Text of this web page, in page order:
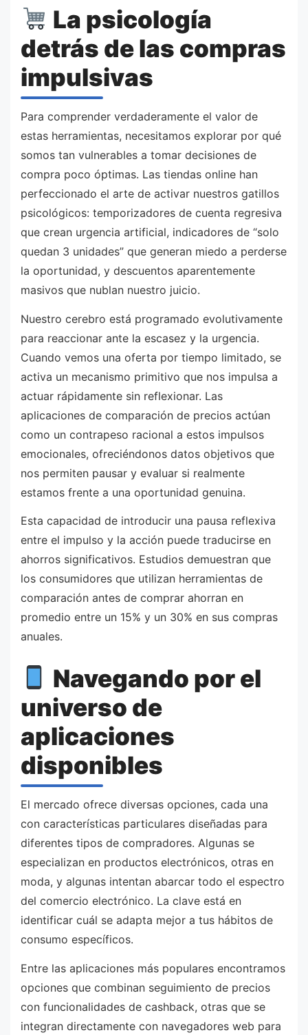
La psicología
detrás de las compras
impulsivas
Para comprender verdaderamente el valor de
estas herramientas, necesitamos explorar por qué
somos tan vulnerables a tomar decisiones de
compra poco óptimas. Las tiendas online han
perfeccionado el arte de activar nuestros gatillos
psicológicos: temporizadores de cuenta regresiva
que crean urgencia artificial, indicadores de “solo
quedan 3 unidades” que generan miedo a perderse
la oportunidad, y descuentos aparentemente
masivos que nublan nuestro juicio.
Nuestro cerebro está programado evolutivamente
para reaccionar ante la escasez y la urgencia.
Cuando vemos una oferta por tiempo limitado, se
activa un mecanismo primitivo que nos impulsa a
actuar rápidamente sin reflexionar. Las
aplicaciones de comparación de precios actúan
como un contrapeso racional a estos impulsos
emocionales, ofreciéndonos datos objetivos que
nos permiten pausar y evaluar si realmente
estamos frente a una oportunidad genuina.
Esta capacidad de introducir una pausa reflexiva
entre el impulso y la acción puede traducirse en
ahorros significativos. Estudios demuestran que
los consumidores que utilizan herramientas de
comparación antes de comprar ahorran en
promedio entre un 15% y un 30% en sus compras
anuales.
Navegando por el
universo de
aplicaciones
disponibles
El mercado ofrece diversas opciones, cada una
con características particulares diseñadas para
diferentes tipos de compradores. Algunas se
especializan en productos electrónicos, otras en
moda, y algunas intentan abarcar todo el espectro
del comercio electrónico. La clave está en
identificar cuál se adapta mejor a tus hábitos de
consumo específicos.
Entre las aplicaciones más populares encontramos
opciones que combinan seguimiento de precios
con funcionalidades de cashback, otras que se
integran directamente con navegadores web para